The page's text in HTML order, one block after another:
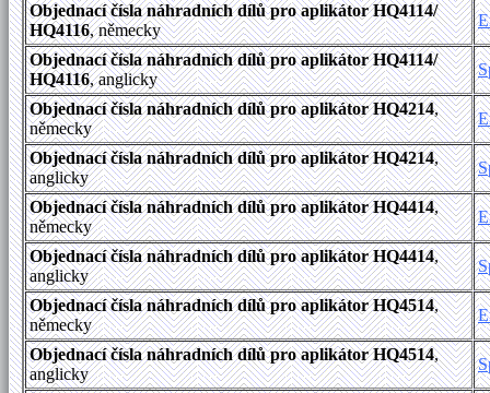
Objednací čísla náhradních dílů pro aplikátor HQ4114/
HQ4116, německy
Objednací čísla náhradních dílů pro aplikátor HQ4114/
HQ4116, anglicky
Objednací čísla náhradních dílů pro aplikátor HQ4214,
německy
Objednací čísla náhradních dílů pro aplikátor HQ4214,
anglicky
Objednací čísla náhradních dílů pro aplikátor HQ4414,
německy
Objednací čísla náhradních dílů pro aplikátor HQ4414,
anglicky
Objednací čísla náhradních dílů pro aplikátor HQ4514,
německy
Objednací čísla náhradních dílů pro aplikátor HQ4514,
anglicky